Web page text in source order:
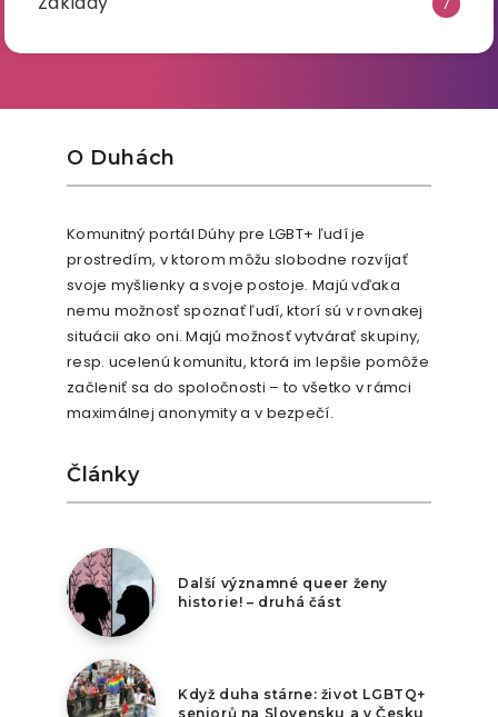
O Duhách
Komunitný portál Dúhy pre LGBT+ ľudí je
prostredím, v ktorom môžu slobodne rozvíjať
svoje myšlienky a svoje postoje. Majú vďaka
nemu možnosť spoznať ľudí, ktorí sú v rovnakej
situácii ako oni. Majú možnosť vytvárať skupiny,
resp. ucelenú komunitu, ktorá im lepšie pomôže
začleniť sa do spoločnosti – to všetko v rámci
maximálnej anonymity a v bezpečí.
Články
Další významné queer ženy
historie! – druhá část
Když duha stárne: život LGBTQ+
seniorů na Slovensku a v Česku